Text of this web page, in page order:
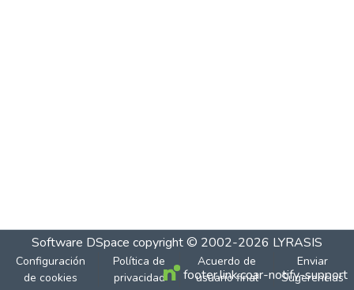
Software DSpace copyright © 2002-2026 LYRASIS
Configuración
de cookies
Política de
privacidad
Acuerdo de
usuario final
Enviar
Sugerencias
footer.link.coar-notify-support